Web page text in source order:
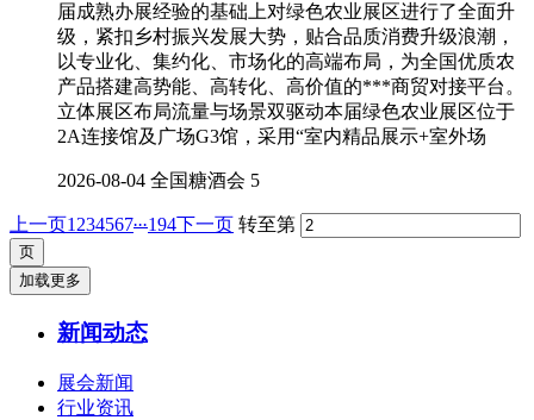
届成熟办展经验的基础上对绿色农业展区进行了全面升
级，紧扣乡村振兴发展大势，贴合品质消费升级浪潮，
以专业化、集约化、市场化的高端布局，为全国优质农
产品搭建高势能、高转化、高价值的***商贸对接平台。
立体展区布局流量与场景双驱动本届绿色农业展区位于
2A连接馆及广场G3馆，采用“室内精品展示+室外场
2026-08-04 全国糖酒会 5
上一页1 234567...194下一页 转至第
加载更多
新闻动态
展会新闻
行业资讯